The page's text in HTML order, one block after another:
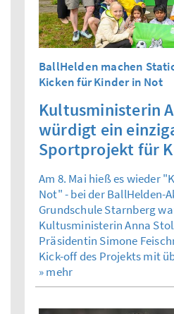
BallHelden machen
Kicken für Kinder in Not
Kultusministerin
würdigt ein
Sportprojekt für
Am 8. Mai hieß es wieder
Not" - bei der BallHelden-
Grundschule Starnberg
Kultusministerin Anna
Präsidentin Simone
Kick-off des Projekts mit
» mehr